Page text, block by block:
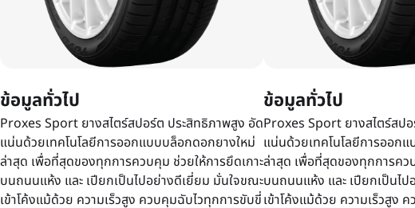
ข้อมูลทั่วไป
Proxes Sport ยางสไตร์สปอร์ต ประสิทธิภาพสูง อัด
แน่นด้วยเทคโนโลยีการออกแบบบล็อกดอกยางใหม่
ล่าสุด เพื่อที่สุดของทุกการควบคุม ช่วยให้การยึดเกาะ
บนถนนแห้ง และ เปียกเป็นไปอย่างดีเยี่ยม มั่นใจขณะ
เข้าโค้งแม้ด้วย ความเร็วสูง ควบคุมฉับไวทุกการขับขี่
ข้อมูลทั่วไป
Proxes Sport ยางสไตร์สป
แน่นด้วยเทคโนโลยีการออก
ล่าสุด เพื่อที่สุดของทุกการคว
บนถนนแห้ง และ เปียกเป็นไ
เข้าโค้งแม้ด้วย ความเร็วสูง